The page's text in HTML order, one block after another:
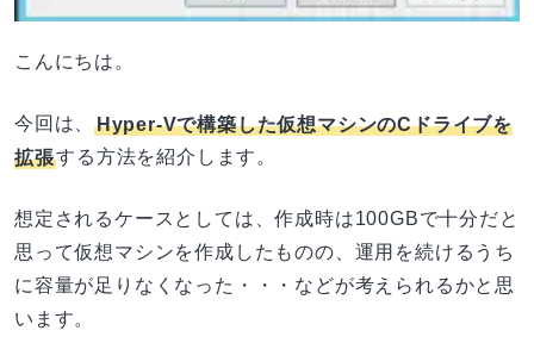
こんにちは。
今回は、Hyper-Vで構築した仮想マシンのCドライブを
拡張する方法を紹介します。
想定されるケースとしては、作成時は100GBで十分だと
思って仮想マシンを作成したものの、運用を続けるうち
に容量が足りなくなった・・・などが考えられるかと思
います。